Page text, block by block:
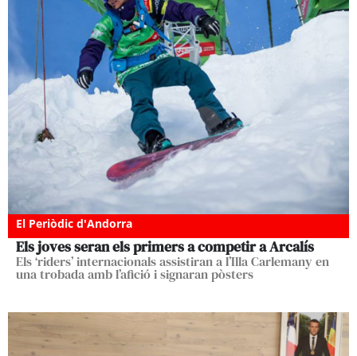
El Periòdic d'Andorra
Els joves seran els primers a competir a Arcalís
Els ‘riders’ internacionals assistiran a l’Illa Carlemany en
una trobada amb l’afició i signaran pòsters